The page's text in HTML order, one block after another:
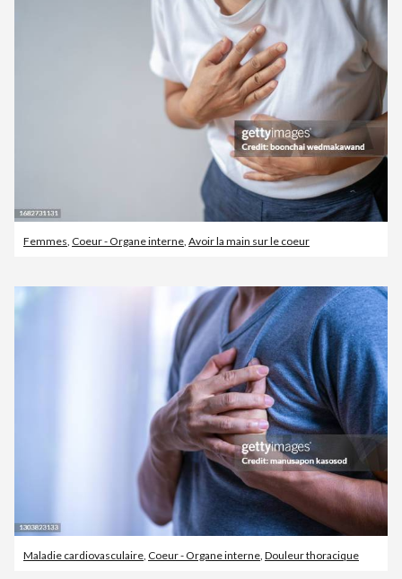
Femmes, Coeur - Organe interne, Avoir la main sur le coeur
Maladie cardiovasculaire Coeur - Organe interne Douleur thoracique